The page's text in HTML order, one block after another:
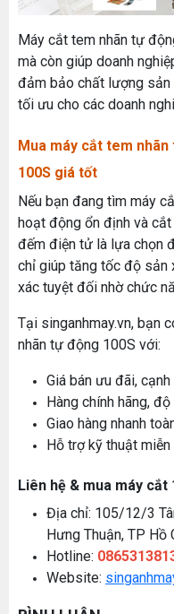
Máy cắt tem nhãn tự
mà còn giúp doanh
đảm bảo chất lượng
tối ưu cho các doanh
Mua máy cắt tem
100S giá tốt
Nếu bạn đang tìm máy
hoạt động ổn định và
đếm điện tử là lựa chọn
chỉ giúp tăng tốc độ sản
xác tuyệt đối nhờ chức
Tại singanhmay.vn, bạn
nhãn tự động 100S với:
Giá bán ưu đãi,
Hàng chính hãng,
Giao hàng nhanh
Hỗ trợ kỹ thuật
Liên hệ & mua máy
Địa chỉ: 105/12/3
Hưng Thuận, TP Hồ
Hotline:
Website:
Máy May
Chạy
Thứ tư,
Máy May
Thứ tư,
Cung
Thứ
MÁY
Đăng
Giá bán
Đăng
Giá bán
MÁY